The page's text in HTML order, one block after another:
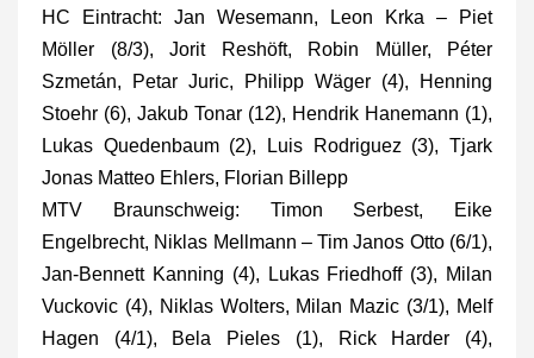
HC Eintracht: Jan Wesemann, Leon Krka – Piet
Möller (8/3), Jorit Reshöft, Robin Müller, Péter
Szmetán, Petar Juric, Philipp Wäger (4), Henning
Stoehr (6), Jakub Tonar (12), Hendrik Hanemann (1),
Lukas Quedenbaum (2), Luis Rodriguez (3), Tjark
Jonas Matteo Ehlers, Florian Billepp
MTV Braunschweig: Timon Serbest, Eike
Engelbrecht, Niklas Mellmann – Tim Janos Otto (6/1),
Jan-Bennett Kanning (4), Lukas Friedhoff (3), Milan
Vuckovic (4), Niklas Wolters, Milan Mazic (3/1), Melf
Hagen (4/1), Bela Pieles (1), Rick Harder (4),